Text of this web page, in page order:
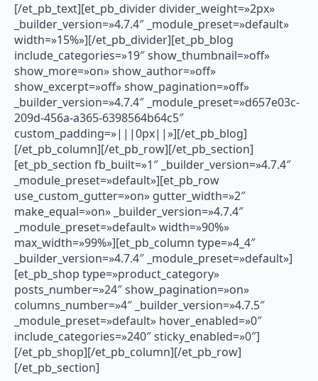
[/et_pb_text][et_pb_divider divider_weight=»2px»
_builder_version=»4.7.4″ _module_preset=»default»
width=»15%»][/et_pb_divider][et_pb_blog
include_categories=»19″ show_thumbnail=»off»
show_more=»on» show_author=»off»
show_excerpt=»off» show_pagination=»off»
_builder_version=»4.7.4″ _module_preset=»d657e03c-
209d-456a-a365-6398564b64c5″
custom_padding=»|||0px||»][/et_pb_blog]
[/et_pb_column][/et_pb_row][/et_pb_section]
[et_pb_section fb_built=»1″ _builder_version=»4.7.4″
_module_preset=»default»][et_pb_row
use_custom_gutter=»on» gutter_width=»2″
make_equal=»on» _builder_version=»4.7.4″
_module_preset=»default» width=»90%»
max_width=»99%»][et_pb_column type=»4_4″
_builder_version=»4.7.4″ _module_preset=»default»]
[et_pb_shop type=»product_category»
posts_number=»24″ show_pagination=»on»
columns_number=»4″ _builder_version=»4.7.5″
_module_preset=»default» hover_enabled=»0″
include_categories=»240″ sticky_enabled=»0″]
[/et_pb_shop][/et_pb_column][/et_pb_row]
[/et_pb_section]